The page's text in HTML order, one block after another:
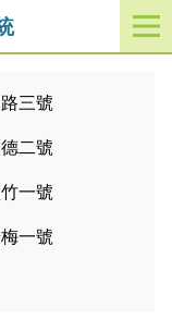
開
啟
三號
二號
一號
一號